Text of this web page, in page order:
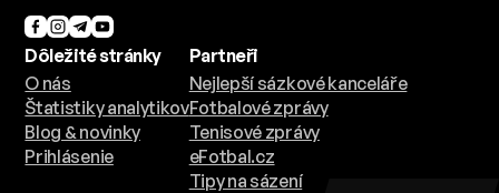
Dôležité stránky
O nás
Štatistiky analytikov
Blog & novinky
Prihlásenie
Nejlepší sázkové kanceláře
Fotbalové zprávy
Tenisové zprávy
eFotbal.cz
Tipy na sázení